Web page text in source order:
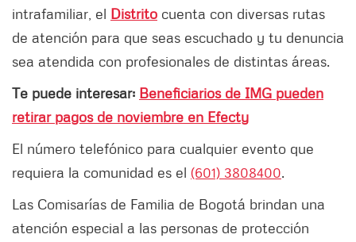
intrafamiliar, el Distrito cuenta con diversas rutas
de atención para que seas escuchado y tu denuncia
sea atendida con profesionales de distintas áreas.
Te puede interesar: Beneficiarios de IMG pueden
retirar pagos de noviembre en Efecty
El número telefónico para cualquier evento que
requiera la comunidad es el (601) 3808400.
Las Comisarías de Familia de Bogotá brindan una
atención especial a las personas de protección